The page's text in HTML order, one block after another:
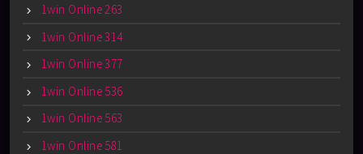
1win Online 263
1win Online 314
1win Online 377
1win Online 536
1win Online 563
1win Online 581